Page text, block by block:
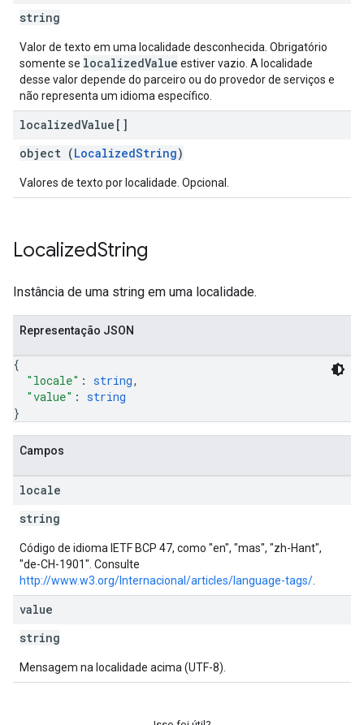
string
Valor de texto em uma localidade desconhecida. Obrigatório
somente se localizedValue estiver vazio. A localidade
desse valor depende do parceiro ou do provedor de serviços e
não representa um idioma específico.
localizedValue[]
object (LocalizedString)
Valores de texto por localidade. Opcional.
LocalizedString
Instância de uma string em uma localidade.
Representação JSON
{
"locale" : string,
"value" : string
}
Campos
locale
string
Código de idioma IETF BCP 47, como "en", "mas", "zh-Hant",
"de-CH-1901". Consulte
http://www.w3.org/Internacional/articles/language-tags/
value
string
Mensagem na localidade acima (UTF-8).